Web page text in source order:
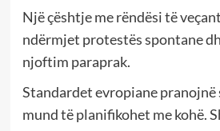
Një çështje me rëndësi të
ndërmjet protestës spontane
njoftim paraprak.
Standardet evropiane pranojnë
mund të planifikohet me kohë.